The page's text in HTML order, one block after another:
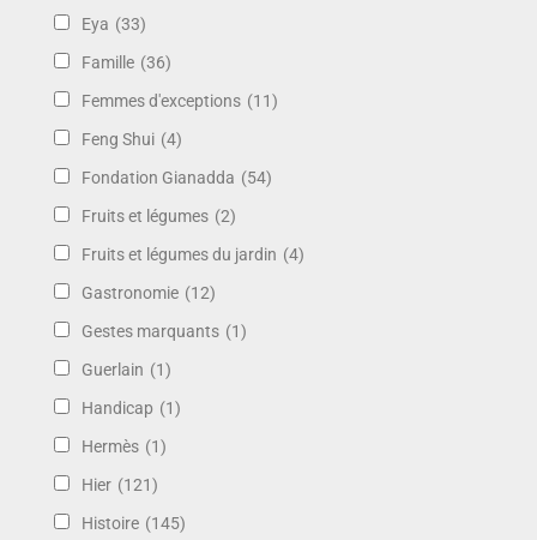
Eya (33)
Famille (36)
Femmes d'exceptions (11)
Feng Shui (4)
Fondation Gianadda (54)
Fruits et légumes (2)
Fruits et légumes du jardin (4)
Gastronomie (12)
Gestes marquants (1)
Guerlain (1)
Handicap (1)
Hermès (1)
Hier (121)
Histoire (145)